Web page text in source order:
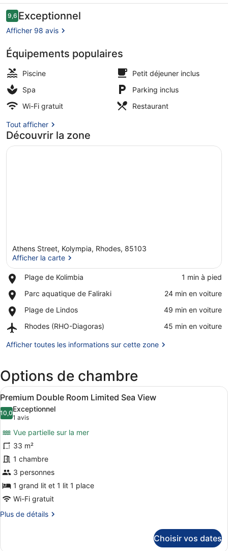
Adults
Only
Piscine couverte, piscine
Avis
voyageurs
9,69,6 sur 10
Exceptionnel
Afficher 98 avis
Équipements populaires
Piscine
Petit déjeuner inclus
Spa
Parking inclus
Wi-Fi gratuit
Restaurant
Tout afficher
Découvrir la zone
Athens Street, Kolympia, Rhodes, 85103
Afficher la carte
Plage de Kolimbia
Place,
de
‪1 min à pied‬
Parc aquatique de Faliraki
Place,
aquatique
Faliraki
‪24 min en voiture‬
Plage de Lindos
Place,
de
‪49 min en voiture‬
Rhodes (RHO-Diagoras)
Airport,
(RHO-
‪45 min en voiture‬
Afficher toutes les informations sur cette zone
Options de chambre
Afficher
toutes
les
photos
pour
ce
type
de
chambre :
Premium
Double
Room
Sea
Une chambre d’hôtel avec un lit,
6
Premium Double Room Limited Sea View
10,010,0 sur 10
Exceptionnel
1 avis
(1 avis)
Vue partielle sur la mer
33 m²
1 chambre
3 personnes
1 grand lit et 1 lit 1 place
Wi-Fi gratuit
Plus de détails
Plus
Choisir vos dates